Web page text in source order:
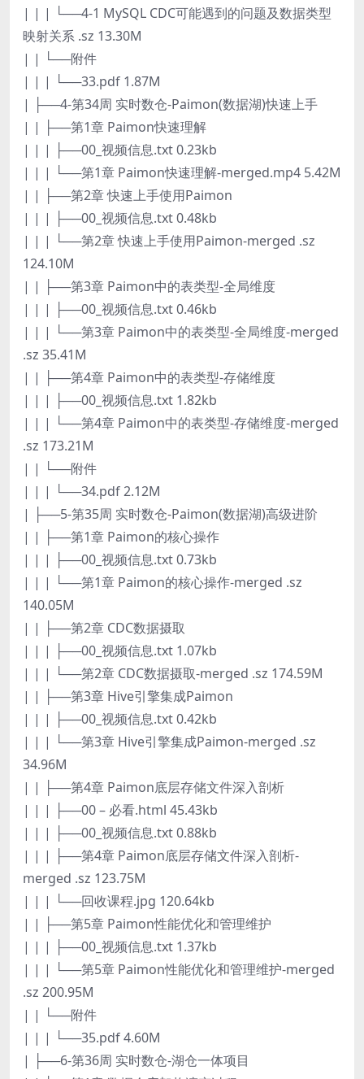
| | | └──4-1 MySQL CDC可能遇到的问题及数据类型
映射关系 .sz 13.30M
| | └──附件
| | | └──33.pdf 1.87M
| ├──4-第34周 实时数仓-Paimon(数据湖)快速上手
| | ├──第1章 Paimon快速理解
| | | ├──00_视频信息.txt 0.23kb
| | | └──第1章 Paimon快速理解-merged.mp4 5.42M
| | ├──第2章 快速上手使用Paimon
| | | ├──00_视频信息.txt 0.48kb
| | | └──第2章 快速上手使用Paimon-merged .sz
124.10M
| | ├──第3章 Paimon中的表类型-全局维度
| | | ├──00_视频信息.txt 0.46kb
| | | └──第3章 Paimon中的表类型-全局维度-merged
.sz 35.41M
| | ├──第4章 Paimon中的表类型-存储维度
| | | ├──00_视频信息.txt 1.82kb
| | | └──第4章 Paimon中的表类型-存储维度-merged
.sz 173.21M
| | └──附件
| | | └──34.pdf 2.12M
| ├──5-第35周 实时数仓-Paimon(数据湖)高级进阶
| | ├──第1章 Paimon的核心操作
| | | ├──00_视频信息.txt 0.73kb
| | | └──第1章 Paimon的核心操作-merged .sz
140.05M
| | ├──第2章 CDC数据摄取
| | | ├──00_视频信息.txt 1.07kb
| | | └──第2章 CDC数据摄取-merged .sz 174.59M
| | ├──第3章 Hive引擎集成Paimon
| | | ├──00_视频信息.txt 0.42kb
| | | └──第3章 Hive引擎集成Paimon-merged .sz
34.96M
| | ├──第4章 Paimon底层存储文件深入剖析
| | | ├──00 – 必看.html 45.43kb
| | | ├──00_视频信息.txt 0.88kb
| | | ├──第4章 Paimon底层存储文件深入剖析-
merged .sz 123.75M
| | | └──回收课程.jpg 120.64kb
| | ├──第5章 Paimon性能优化和管理维护
| | | ├──00_视频信息.txt 1.37kb
| | | └──第5章 Paimon性能优化和管理维护-merged
.sz 200.95M
| | └──附件
| | | └──35.pdf 4.60M
| ├──6-第36周 实时数仓-湖仓一体项目